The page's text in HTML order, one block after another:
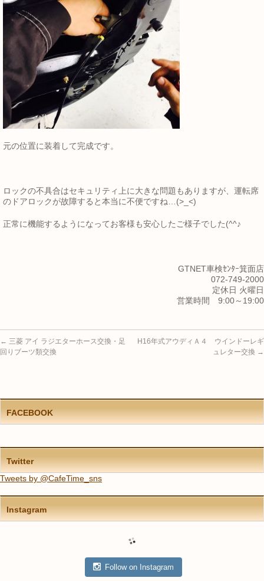
元の位置に装着して完成です。
ロックの不具合はセキュリティ上に大きな問題もありますが、運転席
のドアロックが故障すると本当に不便ですね…(>_<)
正常に機能するようになってお客様も安心したご様子でした(^^♪
GTNET車検ｾﾝﾀｰ箕面店
072-749-2000
定休日 火曜日
営業時間 9:00～19:00
← 三菱 アイ ラジエターホース交換・足
回りブーツ類交換
H16年式アウディＡ４ ウインドーレギ
ュレター交換 →
FACEBOOK
Twitter
Tweets by @CafeTime_sns
Instagram
Follow on Instagram